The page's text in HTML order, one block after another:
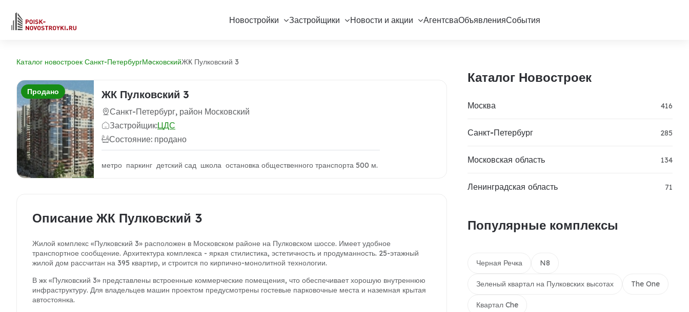
Новостройки Застройщики Новости и акции АгентсваОбъявленияСобытия
Каталог новостроек Санкт-ПетербургМосковскийЖК Пулковский 3
Продано ЖК Пулковский 3
Санкт-Петербург, район Московский
Застройщик:ЦДС
Состояние: продано
метро паркинг детский сад школа остановка общественного транспорта 500 м.
Описание ЖК Пулковский 3
Жилой комплекс «Пулковский 3» расположен в Московском районе на Пулковском шоссе. Имеет удобное
транспортное сообщение. Архитектура комплекса - яркая стилистика, эстетичность и продуманность. 25-этажный
жилой дом рассчитан на 395 квартир, и строится по кирпично-монолитной технологии.
В жк «Пулковский 3» представлены встроенные коммерческие помещения, что обеспечивает хорошую внутреннюю
инфраструктуру. Для владельцев машин проектом предусмотрены гостевые парковочные места и наземная крытая
автостоянка.
Каталог Новостроек
Москва 416
Санкт-Петербург 285
Московская область 134
Ленинградская область 71
Популярные комплексы
Черная Речка N8
Зеленый квартал на Пулковских высотах The One
Квартал Che